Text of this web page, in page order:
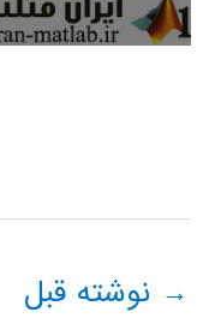
→ نوشته قبل